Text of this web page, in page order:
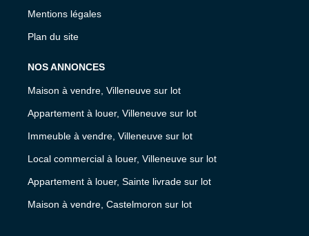
Mentions légales
Plan du site
NOS ANNONCES
Maison à vendre, Villeneuve sur lot
Appartement à louer, Villeneuve sur lot
Immeuble à vendre, Villeneuve sur lot
Local commercial à louer, Villeneuve sur lot
Appartement à louer, Sainte livrade sur lot
Maison à vendre, Castelmoron sur lot